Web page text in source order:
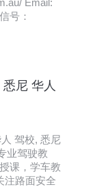
Email:
号：
尼 华人
驾校, 悉尼
业驾驶教
课，学车教
注路面安全